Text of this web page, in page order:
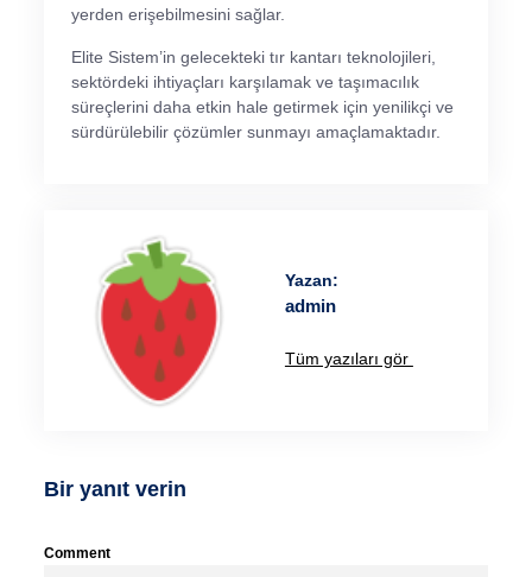
yerden erişebilmesini sağlar.
Elite Sistem’in gelecekteki tır kantarı teknolojileri,
sektördeki ihtiyaçları karşılamak ve taşımacılık
süreçlerini daha etkin hale getirmek için yenilikçi ve
sürdürülebilir çözümler sunmayı amaçlamaktadır.
Yazan:
admin
Tüm yazıları gör
Bir yanıt verin
Comment